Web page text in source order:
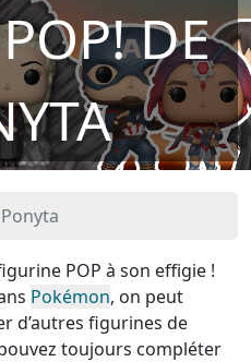
DE
Ponyta
POP à son effigie !
Pokémon, on peut
d’autres figurines de
toujours compléter